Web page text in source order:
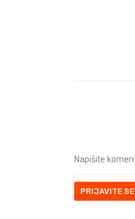
PRIJAVITE SE